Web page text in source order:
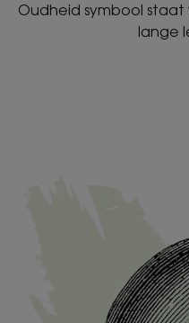
Oudheid symbool
lange